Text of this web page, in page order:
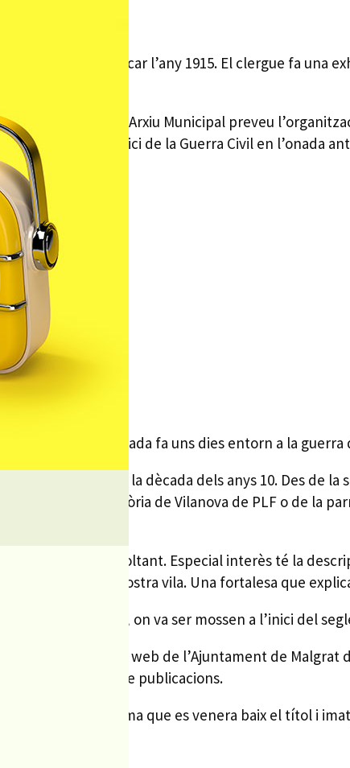
i que es va publicar l’any 1915. El clergue fa una
el Servei d’Arxiu Municipal preveu
assassinat a l’inici de la Guerra Civil en l’onada
d’història celebrada fa uns dies entorn a la
és el Malgrat a la dècada dels anys 10. Des de
i descriu la història de Vilanova de PLF o de la
municipis del voltant. Especial interès té la
del castell de la nostra vila. Una fortalesa que
sobre Palamós, on va ser mossen a l’inici del
a través del web de l’Ajuntament de Malgrat
través del servei de publicacions.
la Verge Santíssima que es venera baix el títol i